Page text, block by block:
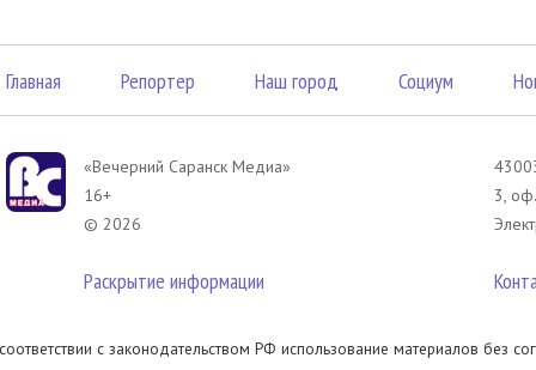
Главная Репортер Наш город Социум
«Вечерний Саранск Mедиа»
16+
© 2026
Раскрытие информации
3,
с законодательством РФ использование материалов без